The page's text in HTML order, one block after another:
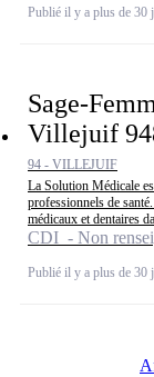
Publié il y a plus de 30
Sage-
Villejuif
94 - VILLEJUIF
La Solution Médicale
professionnels de
médicaux et dentaires
CDI - Non
Publié il y a plus de 30